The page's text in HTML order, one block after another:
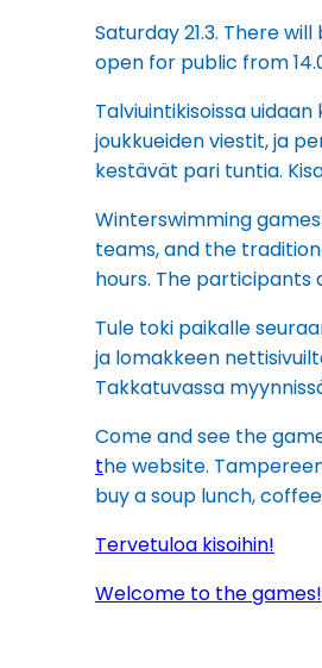
Saturday 21.3. There
open for public from
Talviuintikisoissa
joukkueiden viestit, ja
kestävät pari tuntia.
Winterswimming
teams, and the
hours. The participants
Tule toki paikalle
ja lomakkeen
Takkatuvassa
Come and see the
the website.
buy a soup lunch,
Tervetuloa kisoihin!
Welcome to the games!